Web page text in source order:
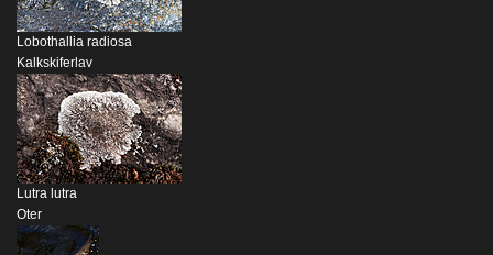
Lobothallia radiosa
Kalkskiferlav
Lutra lutra
Oter